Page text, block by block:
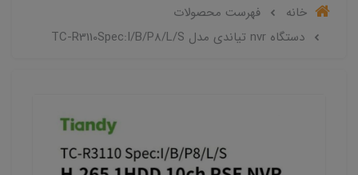
خانه
فهرست محصولات
دستگاه nvr تیاندی مدل TC-R3110Spec:I/B/P8/L/S